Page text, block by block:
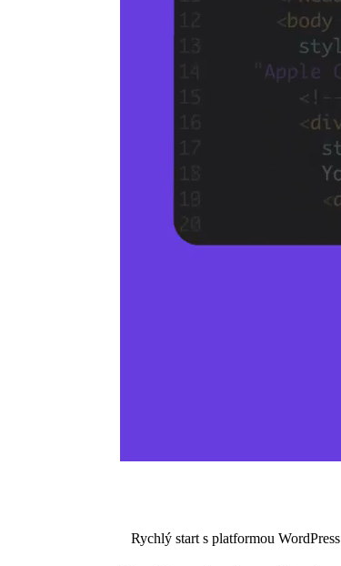
Rychlý start s platformou WordPress